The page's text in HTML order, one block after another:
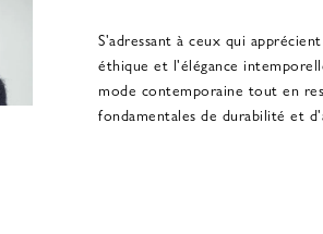
S'adressant à ceux qui
éthique et l'élégance
mode contemporaine tout en
fondamentales de durabilité et